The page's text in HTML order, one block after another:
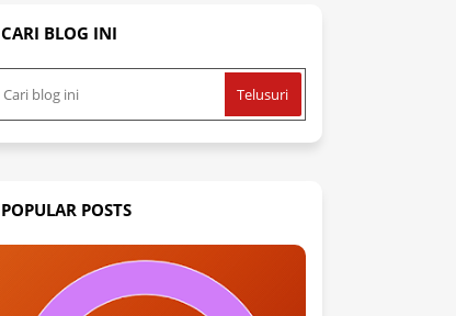
CARI BLOG INI
POPULAR POSTS